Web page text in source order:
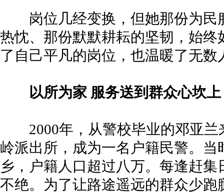
岗位几经变换，但她那份为民
热忱、那份默默耕耘的坚韧，始
了自己平凡的岗位，也温暖了无数
以所为家 服务送到群众心坎上
2000年，从警校毕业的邓亚兰
岭派出所，成为一名户籍民警。
乡，户籍人口超过八万。每逢赶
不绝。为了让路途遥远的群众少